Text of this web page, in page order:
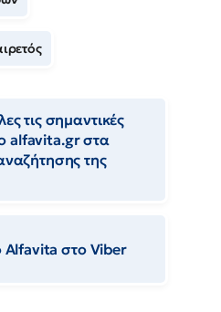
τις σημαντικές
alfavita.gr στα
της
Αlfavita στο Viber